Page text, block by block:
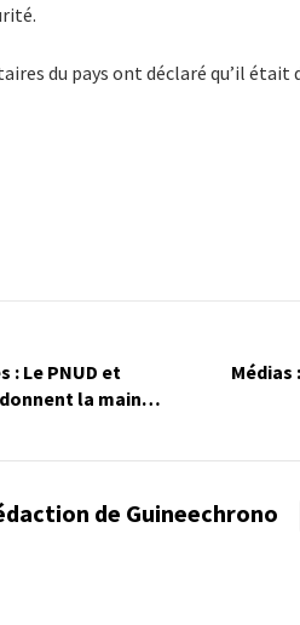
du pays ont déclaré qu’il était
: Le PNUD et
la main…
Médias
de Guineechrono